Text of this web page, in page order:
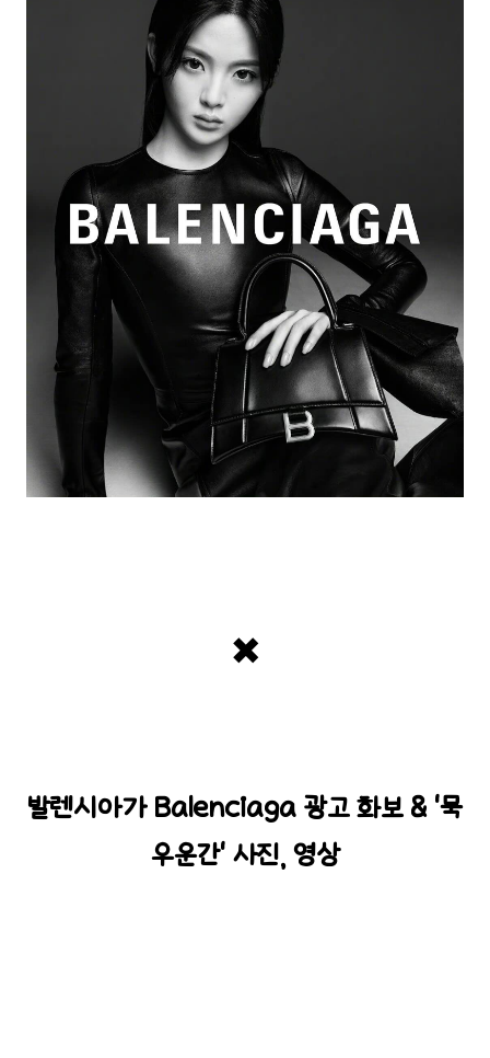
✖️
발렌시아가 Balenciaga 광고 화보 & '묵
우운간' 사진, 영상